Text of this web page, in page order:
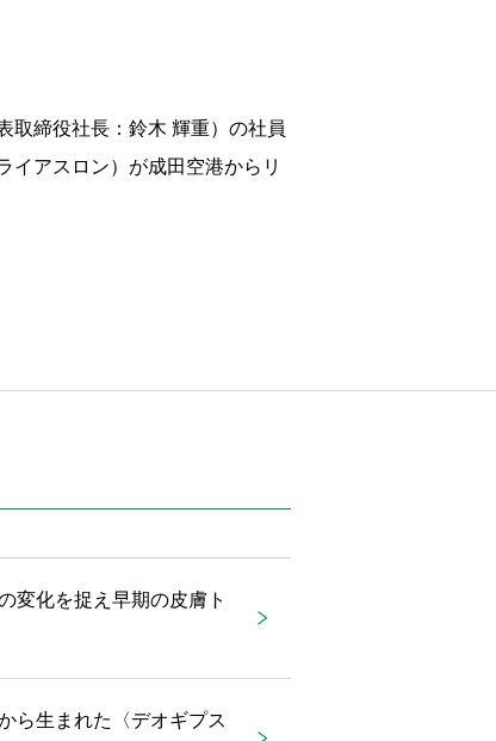
取締役社長：鈴木 輝重）の社員
イアスロン）が成田空港からリ
変化を捉え早期の皮膚ト
ら生まれた〈デオギプス